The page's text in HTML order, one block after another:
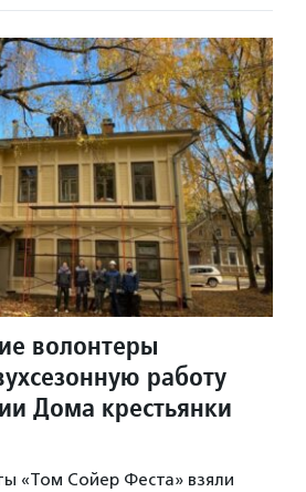
волонтеры
работу
Дома крестьянки
«Том Сойер Феста» взяли